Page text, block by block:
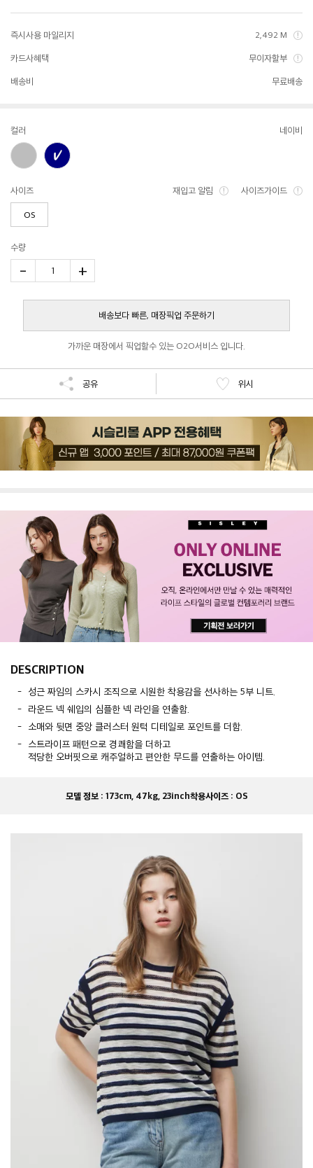
즉시사용 마일리지 2,492 M
카드사혜택 무이자할부
배송비 무료배송
컬러 네이비
사이즈 재입고 알림 사이즈가이드
OS
수량
- 1 +
배송보다 빠른, 매장픽업 주문하기
가까운 매장에서 픽업할수 있는 O2O서비스 입니다.
공유 위시
DESCRIPTION
성근 짜임의 스카시 조직으로 시원한 착용감을 선사하는 5부 니트.
라운드 넥 쉐입의 심플한 넥 라인을 연출함.
소매와 뒷면 중앙 클러스터 원턱 디테일로 포인트를 더함.
스트라이프 패턴으로 경쾌함을 더하고
적당한 오버핏으로 캐주얼하고 편안한 무드를 연출하는 아이템.
모델 정보 : 173cm, 47kg, 23inch착용사이즈 : OS